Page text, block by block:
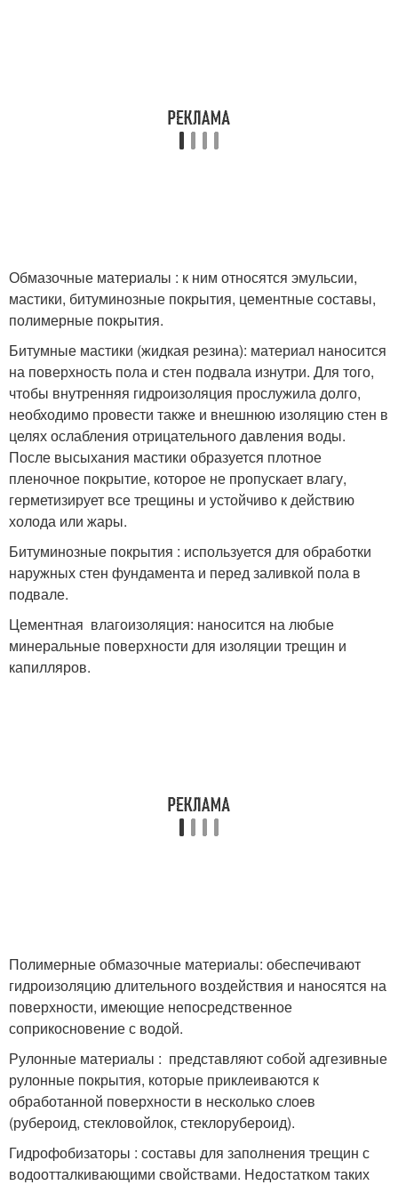
Обмазочные материалы : к ним относятся эмульсии,
мастики, битуминозные покрытия, цементные составы,
полимерные покрытия.
Битумные мастики (жидкая резина): материал наносится
на поверхность пола и стен подвала изнутри. Для того,
чтобы внутренняя гидроизоляция прослужила долго,
необходимо провести также и внешнюю изоляцию стен в
целях ослабления отрицательного давления воды.
После высыхания мастики образуется плотное
пленочное покрытие, которое не пропускает влагу,
герметизирует все трещины и устойчиво к действию
холода или жары.
Битуминозные покрытия : используется для обработки
наружных стен фундамента и перед заливкой пола в
подвале.
Цементная влагоизоляция: наносится на любые
минеральные поверхности для изоляции трещин и
капилляров.
Полимерные обмазочные материалы: обеспечивают
гидроизоляцию длительного воздействия и наносятся на
поверхности, имеющие непосредственное
соприкосновение с водой.
Рулонные материалы : представляют собой адгезивные
рулонные покрытия, которые приклеиваются к
обработанной поверхности в несколько слоев
(рубероид, стекловойлок, стеклорубероид).
Гидрофобизаторы : составы для заполнения трещин с
водоотталкивающими свойствами. Недостатком таких